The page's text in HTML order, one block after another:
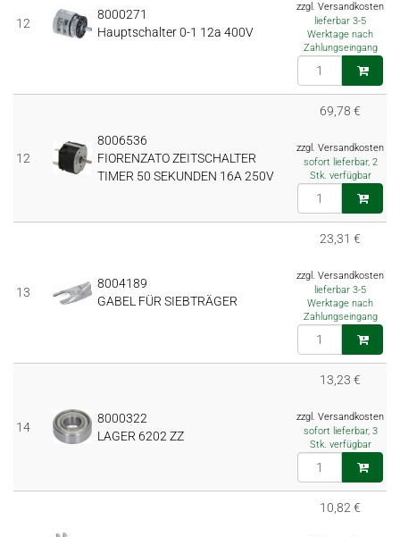
12
8000271
Hauptschalter 0-1 12a 400V
zzgl. Versandkosten
lieferbar 3-5
Werktage nach
Zahlungseingang
12
8006536
FIORENZATO ZEITSCHALTER
TIMER 50 SEKUNDEN 16A 250V
69,78 €
zzgl. Versandkosten
sofort lieferbar, 2
Stk. verfügbar
13
8004189
GABEL FÜR SIEBTRÄGER
23,31 €
zzgl. Versandkosten
lieferbar 3-5
Werktage nach
Zahlungseingang
14
8000322
LAGER 6202 ZZ
13,23 €
zzgl. Versandkosten
sofort lieferbar, 3
Stk. verfügbar
10,82 €